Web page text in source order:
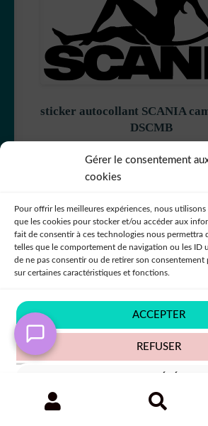
Gérer le consentement
cookies
Pour offrir les meilleures expériences, nous
que les cookies pour stocker et/ou accéder aux
fait de consentir à ces technologies nous permettra
telles que le comportement de navigation ou les ID
de ne pas consentir ou de retirer son
sur certaines caractéristiques et fonctions.
ACCEPTER
REFUSER
Politique de
website is restructuring its languages
donner un meilleur service, notre site
langues
Ignorer
sticker autocollant SCANIA
DSCMB
50% SUR LE 2ÈME !!
Recherche
RECHERCHE